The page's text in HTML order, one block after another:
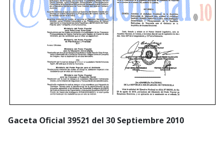
Gaceta Oficial 39521 del 30 Septiembre 2010